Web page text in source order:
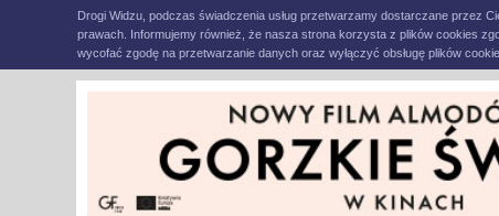
Drogi Widzu, podczas świadczenia usług przetwarzamy dostarczane przez
prawach. Informujemy również, że nasza strona korzysta z plików cookies
wycofać zgodę na przetwarzanie danych oraz wyłączyć obsługę plików